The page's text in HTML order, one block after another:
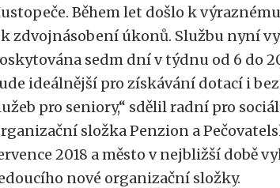
Během let došlo k
k zdvojnásobení úkonů. Službu nyní
sedm dní v týdnu od 6 do
ideálnější pro získávání dotací i
pro seniory,“ sdělil radní pro
složka Penzion a
2018 a město v nejbližší době
nové organizační složky.